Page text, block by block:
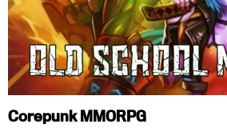
Corepunk MMORPG